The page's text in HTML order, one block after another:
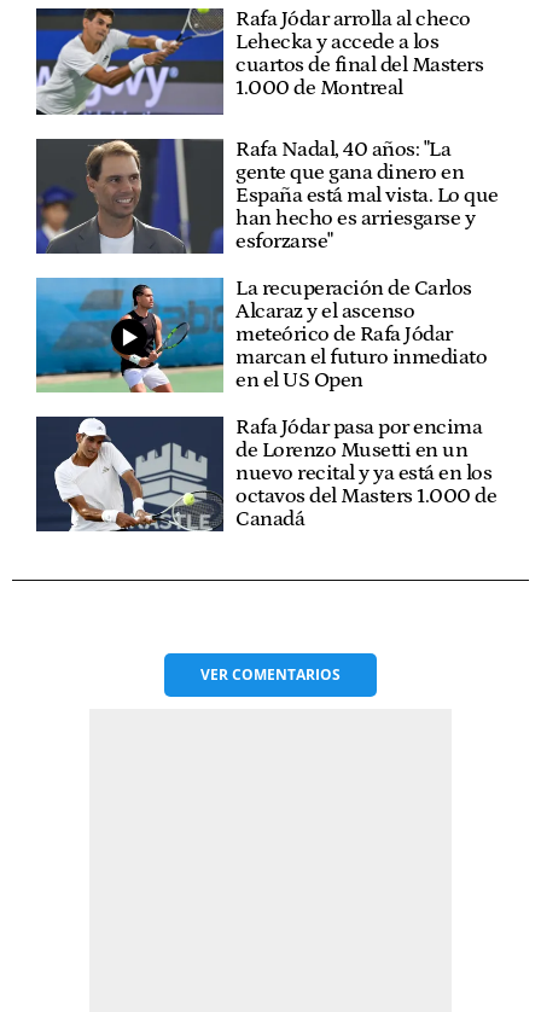
Rafa Jódar arrolla al checo
Lehecka y accede a los
cuartos de final del Masters
1.000 de Montreal
Rafa Nadal, 40 años: "La
gente que gana dinero en
España está mal vista. Lo que
han hecho es arriesgarse y
esforzarse"
La recuperación de Carlos
Alcaraz y el ascenso
meteórico de Rafa Jódar
marcan el futuro inmediato
en el US Open
Rafa Jódar pasa por encima
de Lorenzo Musetti en un
nuevo recital y ya está en los
octavos del Masters 1.000 de
Canadá
VERCOMENTARIOS